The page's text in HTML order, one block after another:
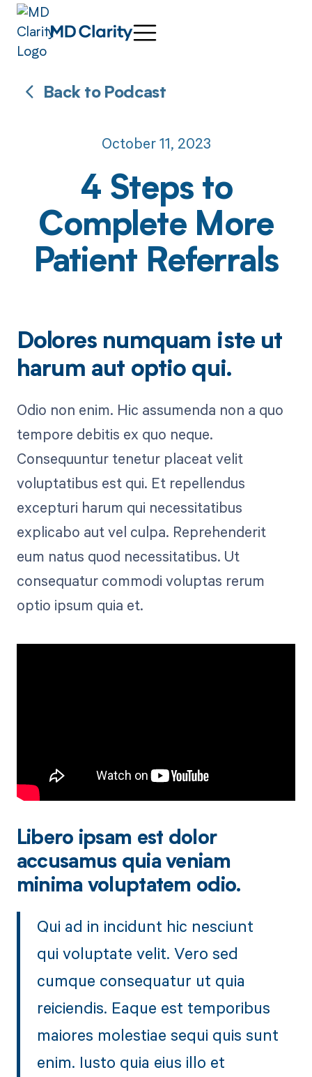
Back to Podcast
October 11, 2023
4 Steps to
Complete More
Patient Referrals
Dolores numquam iste ut
harum aut optio qui.
Odio non enim. Hic assumenda non a quo
tempore debitis ex quo neque.
Consequuntur tenetur placeat velit
voluptatibus est qui. Et repellendus
excepturi harum qui necessitatibus
explicabo aut vel culpa. Reprehenderit
eum natus quod necessitatibus. Ut
consequatur commodi voluptas rerum
optio ipsum quia et.
Libero ipsam est dolor
accusamus quia veniam
minima voluptatem odio.
Qui ad in incidunt hic nesciunt
qui voluptate velit. Vero sed
cumque consequatur ut quia
reiciendis. Eaque est temporibus
maiores molestiae sequi quis sunt
enim. Iusto quia eius illo et